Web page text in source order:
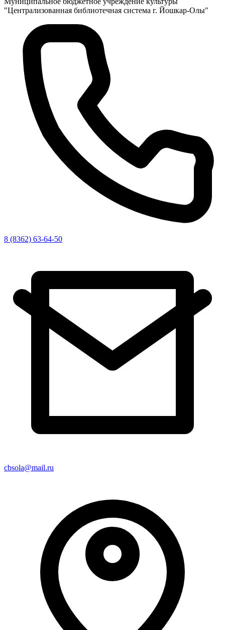
"Централизованная библиотечная система г. Йошкар-Олы"
8 (8362) 63-64-50
cbsola@mail.ru